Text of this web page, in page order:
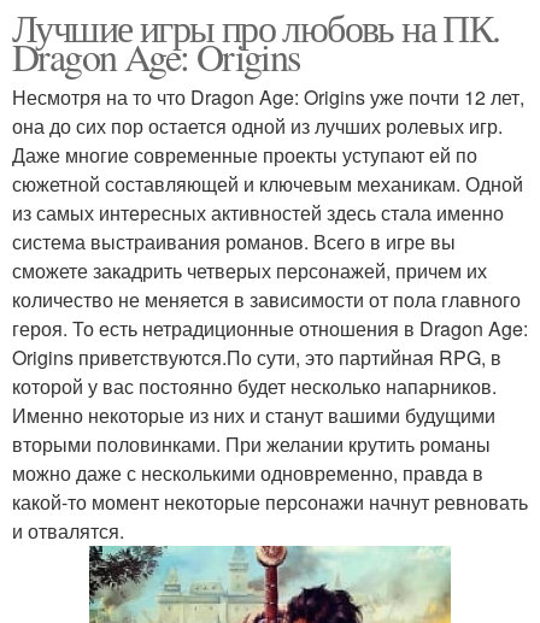
Лучшие игры про любовь на ПК.
Dragon Age: Origins
Несмотря на то что Dragon Age: Origins уже почти 12 лет,
она до сих пор остается одной из лучших ролевых игр.
Даже многие современные проекты уступают ей по
сюжетной составляющей и ключевым механикам. Одной
из самых интересных активностей здесь стала именно
система выстраивания романов. Всего в игре вы
сможете закадрить четверых персонажей, причем их
количество не меняется в зависимости от пола главного
героя. То есть нетрадиционные отношения в Dragon Age:
Origins приветствуются.По сути, это партийная RPG, в
которой у вас постоянно будет несколько напарников.
Именно некоторые из них и станут вашими будущими
вторыми половинками. При желании крутить романы
можно даже с несколькими одновременно, правда в
какой-то момент некоторые персонажи начнут ревновать
и отвалятся.